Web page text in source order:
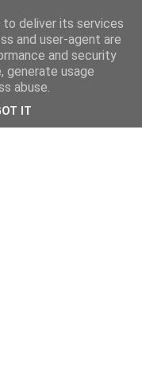
deliver its services
and user-agent are
and security
generate usage
abuse.
IT